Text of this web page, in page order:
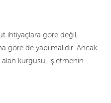
ihtiyaçlara göre değil,
göre de yapılmalıdır. Ancak
alan kurgusu, işletmenin